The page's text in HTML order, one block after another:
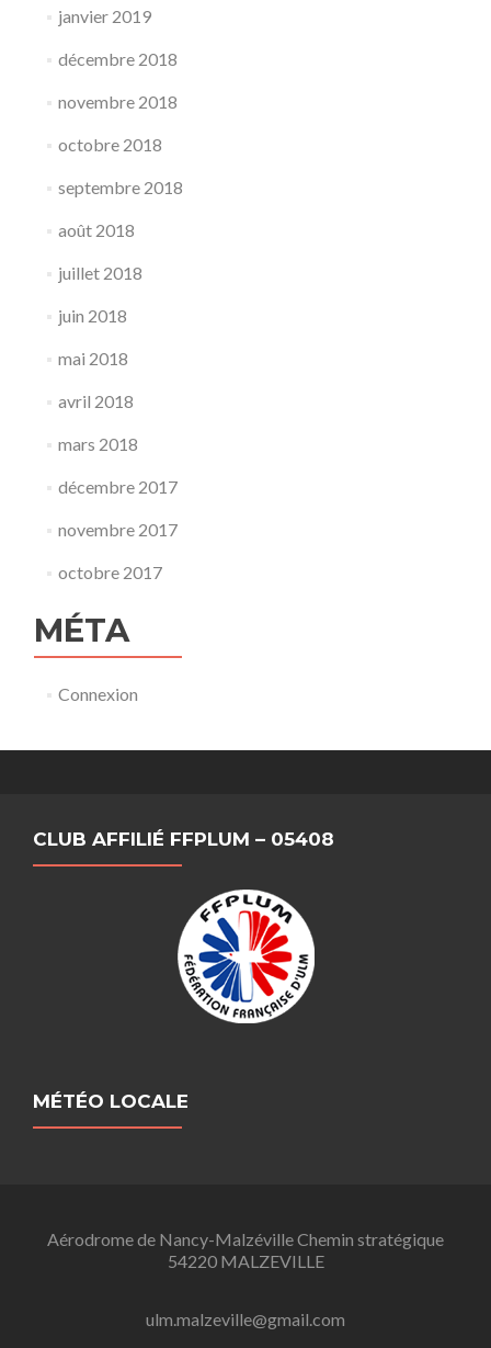
janvier 2019
décembre 2018
novembre 2018
octobre 2018
septembre 2018
août 2018
juillet 2018
juin 2018
mai 2018
avril 2018
mars 2018
décembre 2017
novembre 2017
octobre 2017
MÉTA
Connexion
CLUB AFFILIÉ FFPLUM – 05408
MÉTÉO LOCALE
Aérodrome de Nancy-Malzéville Chemin stratégique
54220 MALZEVILLE
ulm.malzeville@gmail.com